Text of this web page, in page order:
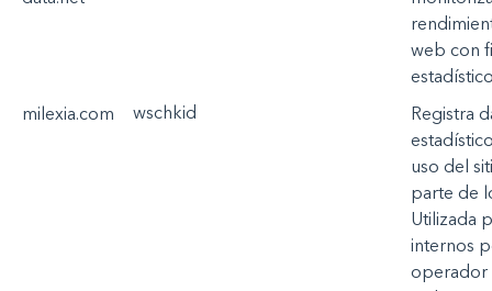
web con
milexia.com wschkid Registra
uso del
parte de
Utilizada
internos
operador